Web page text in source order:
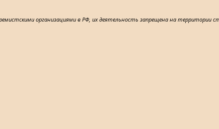
организациями в РФ, их деятельность запрещена на территории